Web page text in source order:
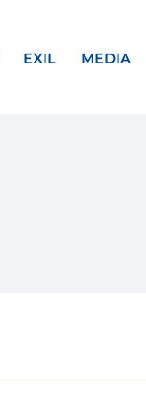
EXIL MEDIA